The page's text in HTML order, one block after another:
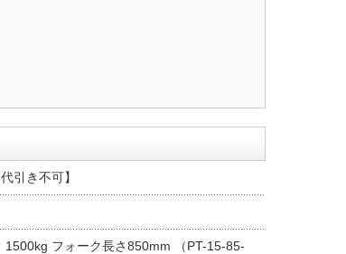
引き不可】
フォーク長さ850mm （PT-15-85-